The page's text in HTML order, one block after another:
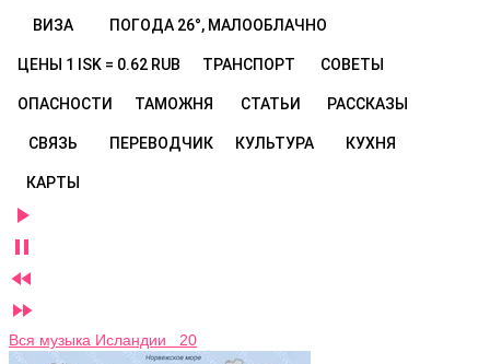
ВИЗА ПОГОДА 26°, МАЛООБЛАЧНО
ЦЕНЫ 1 ISK = 0.62 RUB ТРАНСПОРТ СОВЕТЫ
ОПАСНОСТИ ТАМОЖНЯ СТАТЬИ РАССКАЗЫ
СВЯЗЬ ПЕРЕВОДЧИК КУЛЬТУРА КУХНЯ
КАРТЫ




Вся музыка Исландии 20